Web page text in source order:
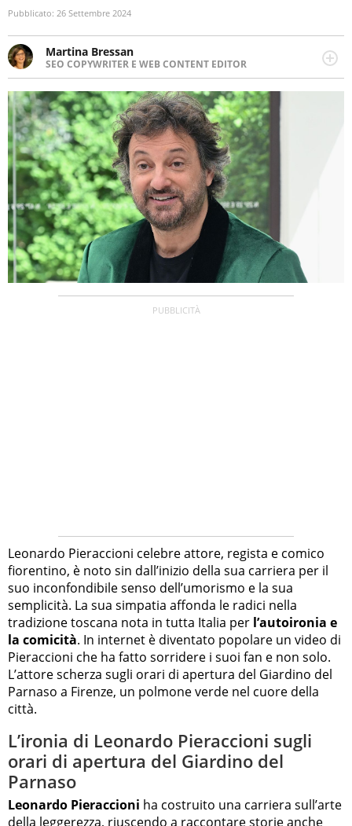
Pubblicato: 26 Settembre 2024
Martina Bressan
SEO COPYWRITER E WEB CONTENT EDITOR
Appassionata di viaggi, di trail running e di yoga, ama
scoprire nuovi posti e nuove culture. Curiosa,
determinata e intraprendente adora leggere ma
soprattutto scrivere.
Leonardo Pieraccioni celebre attore, regista e comico
fiorentino, è noto sin dall’inizio della sua carriera per il
suo inconfondibile senso dell’umorismo e la sua
semplicità. La sua simpatia affonda le radici nella
tradizione toscana nota in tutta Italia per l’autoironia e
la comicità. In internet è diventato popolare un video di
Pieraccioni che ha fatto sorridere i suoi fan e non solo.
L’attore scherza sugli orari di apertura del Giardino del
Parnaso a Firenze, un polmone verde nel cuore della
città.
L’ironia di Leonardo Pieraccioni sugli
orari di apertura del Giardino del
Parnaso
Leonardo Pieraccioni ha costruito una carriera sull’arte
della leggerezza, riuscendo a raccontare storie anche